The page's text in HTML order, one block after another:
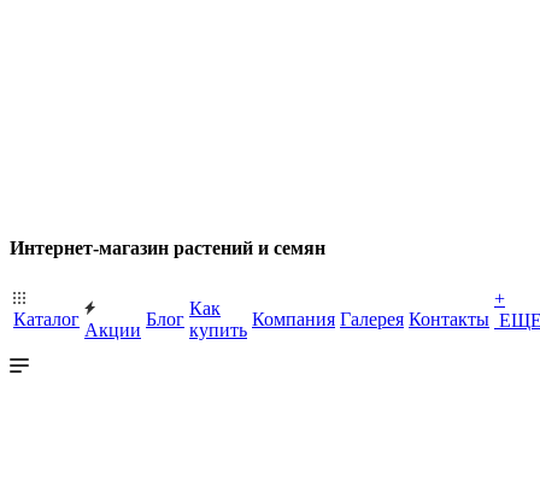
Интернет-магазин растений и семян
Каталог
Акции
Блог
Как
купить
Компания Галерея Контакты
+